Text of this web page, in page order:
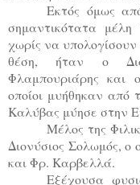
Εκτός όμως
σημαντικότατα
χωρίς να υπολογίσουν
θέση, ήταν ο
Φλαμπουριάρης και
οποίοι μυήθηκαν από
Καλύβας μύησε στην
Μέλος της
Διονύσιος Σολωμός, ο
και Φρ. Καρβελλά.
Εξέχουσα